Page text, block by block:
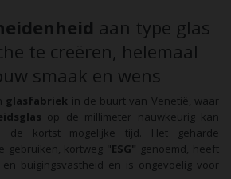
aan type glas
te creëren, helemaal
smaak en wens
glasfabriek in de buurt van Venetië, waar
op de millimeter nauwkeurig kan
de kortst mogelijke tijd. Het geharde
gebruiken, kortweg "ESG" genoemd, heeft
buigingsvastheid en is ongevoelig voor